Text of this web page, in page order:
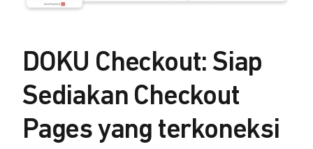
DOKU Checkout: Siap
Sediakan Checkout
Pages yang terkoneksi